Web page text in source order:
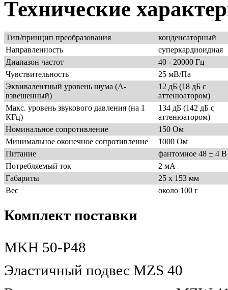
Технические
Тип/принцип преобразования
конденсаторный
Направленность
суперкардиоидная
Диапазон частот
40 - 20000 Гц
Чувствительность
25 мВ/Па
Эквивалентный уровень шума (А-
взвешенный)
12 дБ (18 дБ с
аттенюатором)
Макс. уровень звукового давления (на 1
КГц)
134 дБ (142 дБ с
аттенюатором)
Номинальное сопротивление
150 Ом
Минимальное оконечное сопротивление
1000 Ом
Питание
фантомное 48 ± 4 В
Потребляемый ток
2 мА
Габариты
25 х 153 мм
Вес
около 100 г
Комплект поставки
MKH 50-P48
Эластичный подвес MZS 40